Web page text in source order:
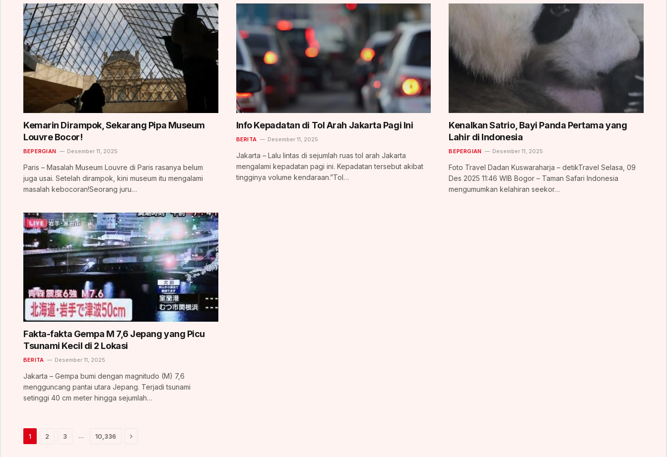
Kemarin Dirampok, Sekarang Pipa Museum
Louvre Bocor!
BEPERGIAN Desember 11, 2025
Paris – Masalah Museum Louvre di Paris rasanya belum
juga usai. Setelah dirampok, kini museum itu mengalami
masalah kebocoran!Seorang juru…
Info Kepadatan di Tol Arah Jakarta Pagi Ini
BERITA Desember 11, 2025
Jakarta – Lalu lintas di sejumlah ruas tol arah Jakarta
mengalami kepadatan pagi ini. Kepadatan tersebut akibat
tingginya volume kendaraan.”Tol…
Kenalkan Satrio, Bayi Panda Pertama yang
Lahir di Indonesia
BEPERGIAN Desember 11, 2025
Foto Travel Dadan Kuswaraharja – detikTravel Selasa, 09
Des 2025 11:46 WIB Bogor – Taman Safari Indonesia
mengumumkan kelahiran seekor…
Fakta-fakta Gempa M 7,6 Jepang yang Picu
Tsunami Kecil di 2 Lokasi
BERITA Desember 11, 2025
Jakarta – Gempa bumi dengan magnitudo (M) 7,6
mengguncang pantai utara Jepang. Terjadi tsunami
setinggi 40 cm meter hingga sejumlah…
1 2 3 … 10,336 Next